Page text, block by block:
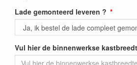
Lade gemonteerd leveren ?
Vul hier de binnenwerkse